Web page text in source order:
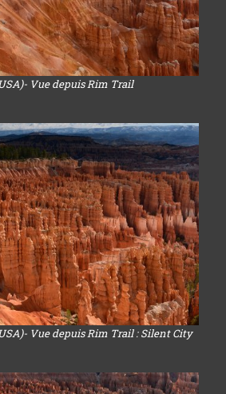
Vue depuis Rim Trail
Vue depuis Rim Trail : Silent City